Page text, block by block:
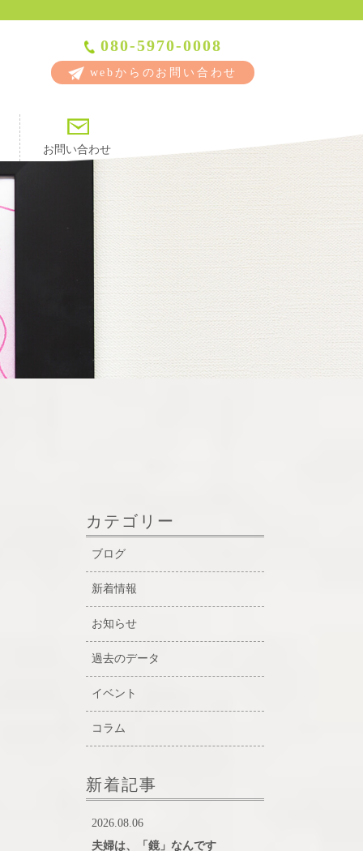
080-5970-0008
webからのお問い合わせ
お問い合わせ
カテゴリー
ブログ
新着情報
お知らせ
過去のデータ
イベント
コラム
新着記事
2026.08.06
夫婦は、「鏡」なんです